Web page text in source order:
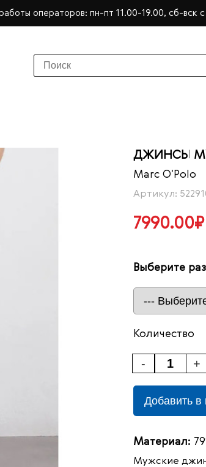
операторов: пн-пт 11.00-19.00, сб-вск с
ДЖИНСЫ
Marc O'Polo
Артикул:
7990.00₽
Выберите
Количество
+
-
Добавить в
Материал:
Мужские